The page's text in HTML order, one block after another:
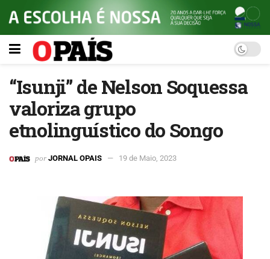
“Isunji” de Nelson Soquessa
valoriza grupo
etnolinguístico do Songo
por JORNAL OPAIS 19 de Maio, 2023